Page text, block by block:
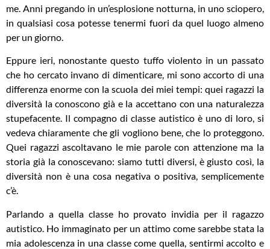
me. Anni pregando in un’esplosione notturna, in uno sciopero,
in qualsiasi cosa potesse tenermi fuori da quel luogo almeno
per un giorno.
Eppure ieri, nonostante questo tuffo violento in un passato
che ho cercato invano di dimenticare, mi sono accorto di una
differenza enorme con la scuola dei miei tempi: quei ragazzi la
diversità la conoscono già e la accettano con una naturalezza
stupefacente. Il compagno di classe autistico è uno di loro, si
vedeva chiaramente che gli vogliono bene, che lo proteggono.
Quei ragazzi ascoltavano le mie parole con attenzione ma la
storia già la conoscevano: siamo tutti diversi, è giusto così, la
diversità non è una cosa negativa o positiva, semplicemente
c’è.
Parlando a quella classe ho provato invidia per il ragazzo
autistico. Ho immaginato per un attimo come sarebbe stata la
mia adolescenza in una classe come quella, sentirmi accolto e